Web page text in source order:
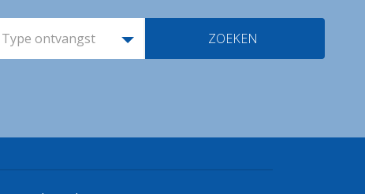
Type ontvangst ZOEKEN